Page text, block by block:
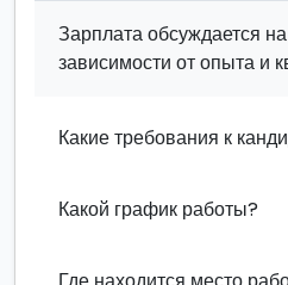
Зарплата обсуждается
зависимости от опыта и
Какие требования к
Какой график работы?